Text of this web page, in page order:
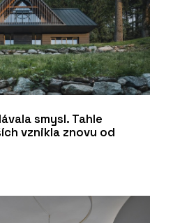
smysl. Tahle
vznikla znovu od